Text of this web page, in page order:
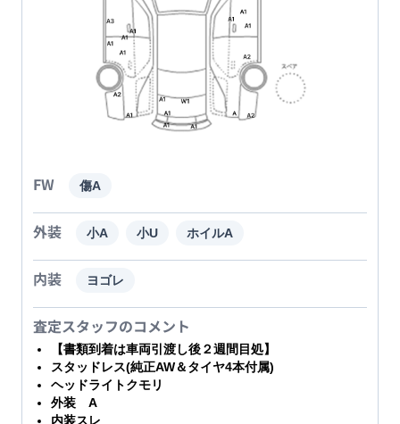
FW 傷A
外装 小A 小U ホイルA
内装 ヨゴレ
査定スタッフのコメント
【書類到着は車両引渡し後２週間目処】
スタッドレス(純正AW＆タイヤ4本付属)
ヘッドライトクモリ
外装 A
内装スレ